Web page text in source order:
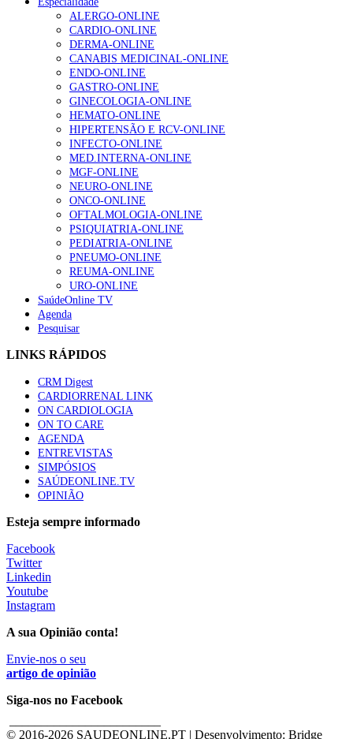
ALERGO-ONLINE
CARDIO-ONLINE
DERMA-ONLINE
CANABIS MEDICINAL-ONLINE
ENDO-ONLINE
GASTRO-ONLINE
GINECOLOGIA-ONLINE
HEMATO-ONLINE
HIPERTENSÃO E RCV-ONLINE
INFECTO-ONLINE
MED.INTERNA-ONLINE
MGF-ONLINE
NEURO-ONLINE
ONCO-ONLINE
OFTALMOLOGIA-ONLINE
PSIQUIATRIA-ONLINE
PEDIATRIA-ONLINE
PNEUMO-ONLINE
REUMA-ONLINE
URO-ONLINE
SaúdeOnline TV
Agenda
Pesquisar
LINKS RÁPIDOS
CRM Digest
CARDIORRENAL LINK
ON CARDIOLOGIA
ON TO CARE
AGENDA
ENTREVISTAS
SIMPÓSIOS
SAÚDEONLINE.TV
OPINIÃO
Esteja sempre informado
Facebook
Twitter
Linkedin
Youtube
Instagram
A sua Opinião conta!
Envie-nos o seu
artigo de opinião
Siga-nos no Facebook
© 2016-2026 SAUDEONLINE.PT | Desenvolvimento: Bridge